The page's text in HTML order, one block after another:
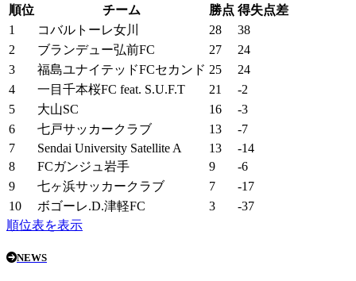
順位 チーム 勝点 得失点差
1
コバルトーレ女川 28
38
2
ブランデュー弘前FC 27
24
3
福島ユナイテッドFCセカンド 25
24
4
一目千本桜FC feat. S.U.F.T 21
-2
5
大山SC 16
-3
6
七戸サッカークラブ 13
-7
7
Sendai University Satellite A 13
-14
8
FCガンジュ岩手 9
-6
9
七ヶ浜サッカークラブ 7
-17
10
ボゴーレ.D.津軽FC 3
-37
順位表を表示
NEWS